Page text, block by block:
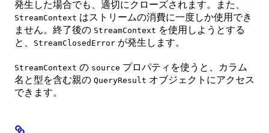
発生した場合でも、適切にクローズされます。また、
StreamContext はストリームの消費に一度しか使用でき
ません。終了後の StreamContext を使用しようとする
と、
StreamClosedError が発生します。
StreamContext の source プロパティを使うと、カラム
名と型を含む親の QueryResult オブジェクトにアクセス
できます。